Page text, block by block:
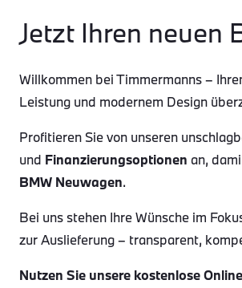
Jetzt Ihren neuen
Willkommen bei Timmermanns –
Leistung und modernem Design
Profitieren Sie von unseren
und Finanzierungsoptionen an,
BMW Neuwagen.
Bei uns stehen Ihre Wünsche im
zur Auslieferung – transparent,
Nutzen Sie unsere kostenlose